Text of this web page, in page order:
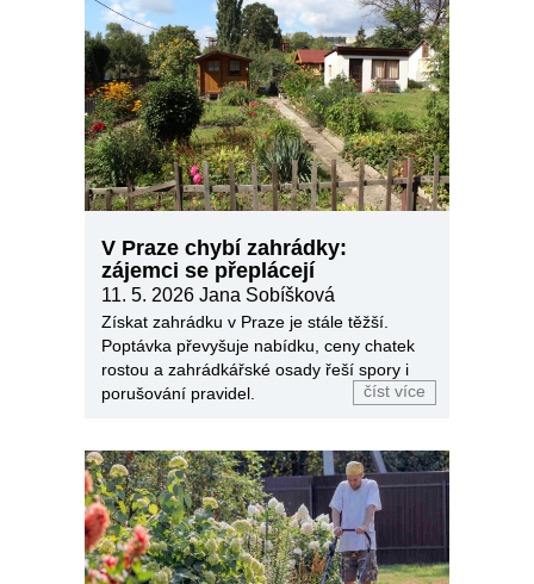
V Praze chybí zahrádky:
zájemci se přeplácejí
11. 5. 2026 Jana Sobíšková
Získat zahrádku v Praze je stále těžší.
Poptávka převyšuje nabídku, ceny chatek
rostou a zahrádkářské osady řeší spory i
porušování pravidel.
číst více